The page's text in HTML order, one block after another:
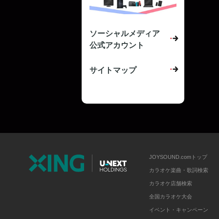
ソーシャルメディア
公式アカウント
サイトマップ
JOYSOUND.comトップ
カラオケ楽曲・歌詞検索
カラオケ店舗検索
全国カラオケ大会
イベント・キャンペーン